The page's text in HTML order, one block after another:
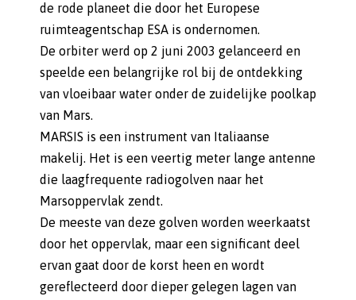
de rode planeet die door het Europese
ruimteagentschap ESA is ondernomen.
De orbiter werd op 2 juni 2003 gelanceerd en
speelde een belangrijke rol bij de ontdekking
van vloeibaar water onder de zuidelijke poolkap
van Mars.
MARSIS is een instrument van Italiaanse
makelij. Het is een veertig meter lange antenne
die laagfrequente radiogolven naar het
Marsoppervlak zendt.
De meeste van deze golven worden weerkaatst
door het oppervlak, maar een significant deel
ervan gaat door de korst heen en wordt
gereflecteerd door dieper gelegen lagen van